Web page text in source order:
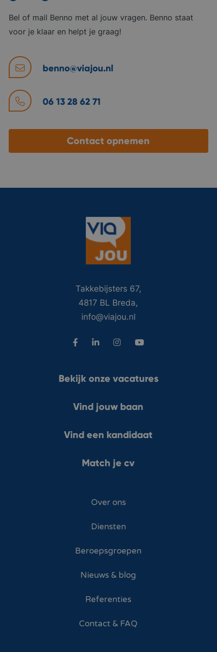
Bel of mail Benno met al jouw vragen. Benno staat
voor je klaar en helpt je graag!
benno@viajou.nl
06 13 28 62 71
Contact opnemen
Takkebijsters 67,
4817 BL Breda,
info@viajou.nl
Bekijk onze vacatures
Vind jouw baan
Vind een kandidaat
Match je cv
Over ons
Diensten
Beroepsgroepen
Nieuws & blog
Referenties
Contact & FAQ